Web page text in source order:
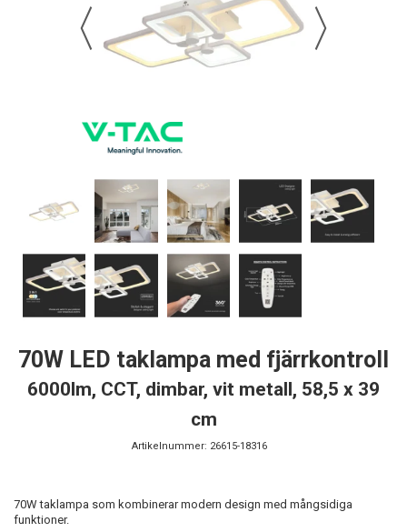
70W LED taklampa med fjärrkontroll
6000lm, CCT, dimbar, vit metall, 58,5 x 39
cm
Artikelnummer: 26615-18316
70W taklampa som kombinerar modern design med mångsidiga
funktioner.